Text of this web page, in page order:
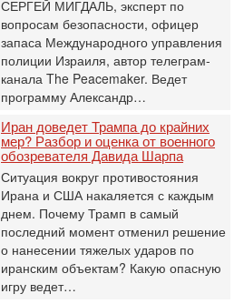
СЕРГЕЙ МИГДАЛЬ, эксперт по
вопросам безопасности, офицер
запаса Международного управления
полиции Израиля, автор телеграм-
канала The Peacemaker. Ведет
программу Александр…
Иран доведет Трампа до крайних
мер? Разбор и оценка от военного
обозревателя Давида Шарпа
Ситуация вокруг противостояния
Ирана и США накаляется с каждым
днем. Почему Трамп в самый
последний момент отменил решение
о нанесении тяжелых ударов по
иранским объектам? Какую опасную
игру ведет…